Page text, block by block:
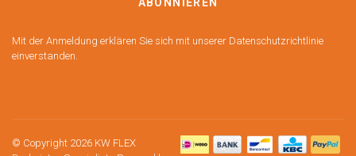
Mit der Anmeldung erklären Sie sich mit unserer Datenschutzrichtlinie
einverstanden.
© Copyright 2026 KW FLEX